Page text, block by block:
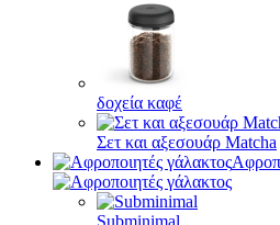
δοχεία καφέ
Σετ και αξεσουάρ Matcha
Subminimal